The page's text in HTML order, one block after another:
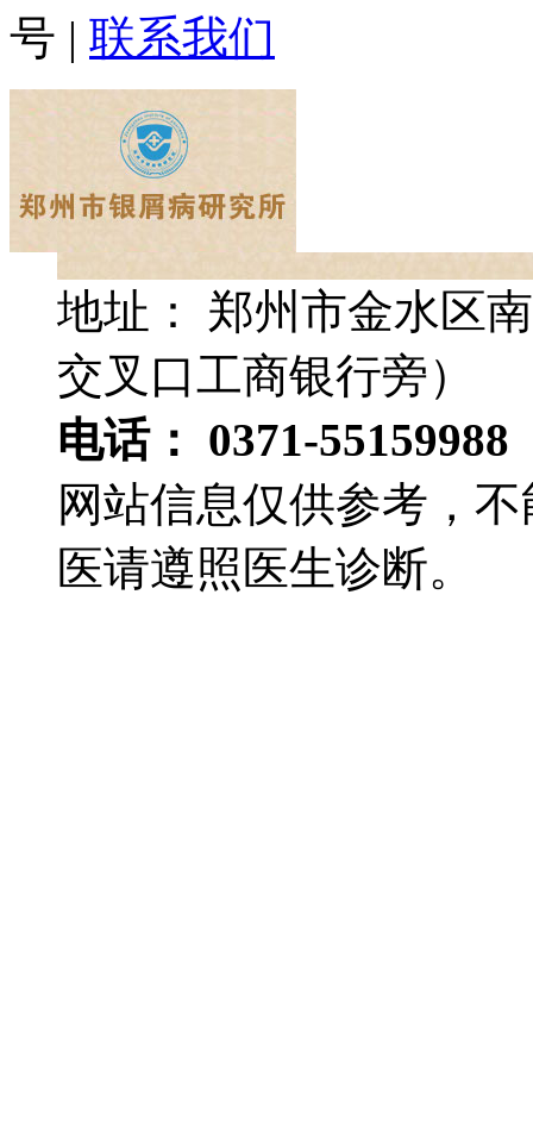
号 | 联系我们
地址： 郑州市金水区
交叉口工商银行旁）
电话： 0371-55159988
网站信息仅供参考，
医请遵照医生诊断。